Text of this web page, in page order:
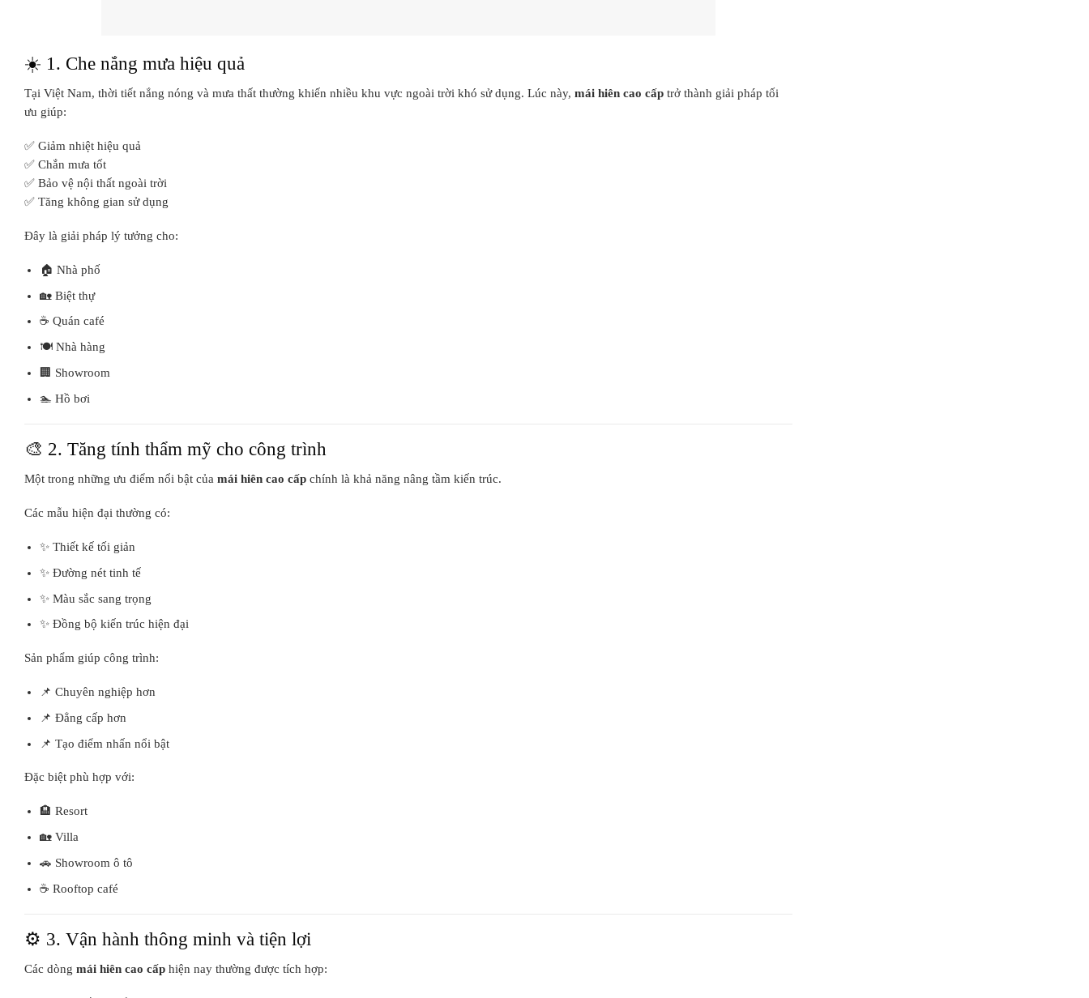
☀️ 1. Che nắng mưa hiệu quả
Tại Việt Nam, thời tiết nắng nóng và mưa thất thường khiến nhiều khu vực ngoài trời khó sử dụng. Lúc này, mái hiên cao cấp trở thành giải pháp tối
ưu giúp:
✅ Giảm nhiệt hiệu quả
✅ Chắn mưa tốt
✅ Bảo vệ nội thất ngoài trời
✅ Tăng không gian sử dụng
Đây là giải pháp lý tưởng cho:
🏠 Nhà phố
🏡 Biệt thự
☕ Quán café
🍽️ Nhà hàng
🏢 Showroom
🏊 Hồ bơi
🎨 2. Tăng tính thẩm mỹ cho công trình
Một trong những ưu điểm nổi bật của mái hiên cao cấp chính là khả năng nâng tầm kiến trúc.
Các mẫu hiện đại thường có:
✨ Thiết kế tối giản
✨ Đường nét tinh tế
✨ Màu sắc sang trọng
✨ Đồng bộ kiến trúc hiện đại
Sản phẩm giúp công trình:
📌 Chuyên nghiệp hơn
📌 Đẳng cấp hơn
📌 Tạo điểm nhấn nổi bật
Đặc biệt phù hợp với:
🏨 Resort
🏡 Villa
🚗 Showroom ô tô
☕ Rooftop café
⚙️ 3. Vận hành thông minh và tiện lợi
Các dòng mái hiên cao cấp hiện nay thường được tích hợp: